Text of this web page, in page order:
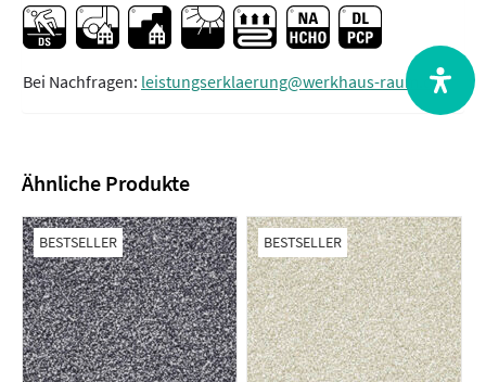
Bei Nachfragen: leistungserklaerung@werkhaus-raum.de
Ähnliche Produkte
BESTSELLER BESTSELLER